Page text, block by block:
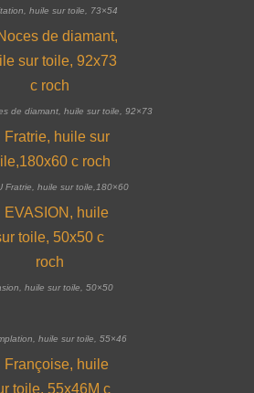
huile sur toile, 73×54
de diamant, huile sur toile, 92×73
Fratrie, huile sur toile,180×60
huile sur toile, 50×50
huile sur toile, 55×46